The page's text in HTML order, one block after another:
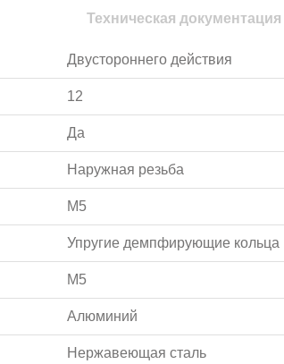
Техническая документация
Двустороннего действия
12
Да
Наружная резьба
M5
Упругие демпфирующие кольца
M5
Алюминий
Нержавеющая сталь